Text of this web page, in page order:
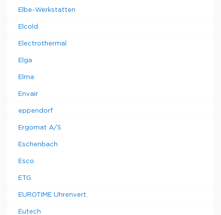
Elbe-Werkstatten
Elcold
Electrothermal
Elga
Elma
Envair
eppendorf
Ergomat A/S
Eschenbach
Esco
ETG
EUROTIME Uhrenvert.
Eutech